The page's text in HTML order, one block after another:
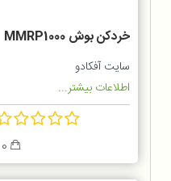
خردکن بوش MMRP1000
سایت آفکادو
اطلاعات بیشتر...